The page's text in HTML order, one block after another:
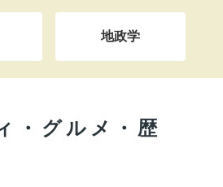
地政学
・グルメ・歴